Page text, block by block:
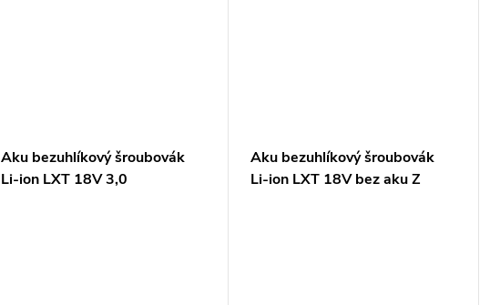
Aku bezuhlíkový šroubovák
Li-ion LXT 18V 3,0
Aku bezuhlíkový šroubovák
Li-ion LXT 18V bez aku Z